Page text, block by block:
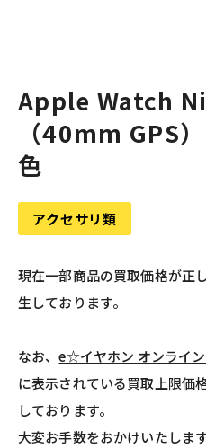
Apple Watch
（40mm GPS
色
アクセサリ類
現在一部商品の買取価格が正
生しております。
なお、e☆イヤホン オンライ
に表示されている買取上限価
しております。
大変お手数をおかけいたしま